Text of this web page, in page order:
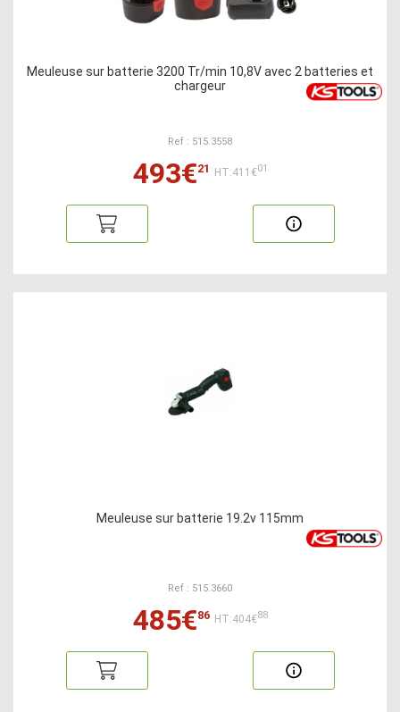
Meuleuse sur batterie 3200 Tr/min 10,8V avec 2 batteries et
chargeur
Ref : 515.3558
493€21 HT:411€01
Meuleuse sur batterie 19.2v 115mm
Ref : 515.3660
485€86 HT:404€88